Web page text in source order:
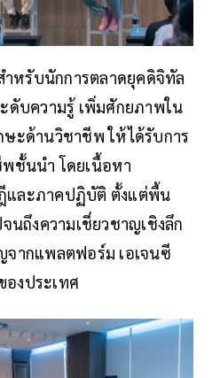
หรับนักการตลาดยุคดิจิทัล
ดับความรู้ เพิ่มศักยภาพใน
ษะด้านวิชาชีพ ให้ได้รับการ
ชั้นนำ โดยเนื้อหา
และภาคปฏิบัติ ตั้งแต่พื้น
นถึงความเชี่ยวชาญเชิงลึก
จากแพลตฟอร์ม เอเจนซี
องประเทศ